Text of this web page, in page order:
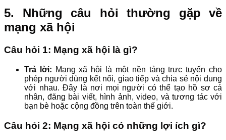
5. Những câu hỏi thường gặp về
mạng xã hội
Câu hỏi 1: Mạng xã hội là gì?
Trả lời: Mạng xã hội là một nền tảng trực tuyến cho
phép người dùng kết nối, giao tiếp và chia sẻ nội dung
với nhau. Đây là nơi mọi người có thể tạo hồ sơ cá
nhân, đăng bài viết, hình ảnh, video, và tương tác với
bạn bè hoặc cộng đồng trên toàn thế giới.
Câu hỏi 2: Mạng xã hội có những lợi ích gì?